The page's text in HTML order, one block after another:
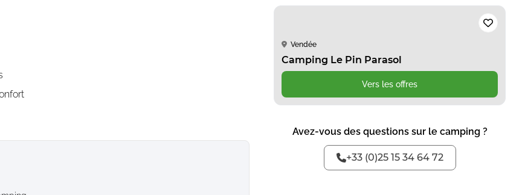
Vendée
Camping Le Pin Parasol
Vers les offres
Avez-vous des questions sur le camping ?
+33 (0)25 15 34 64 72